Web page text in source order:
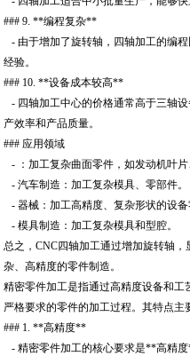
### 9. **编程复杂**
- 由于增加了旋转轴，四轴加工的编
经验。
### 10. **设备成本较高**
- 四轴加工中心的价格通常高于三轴
产效率和产品质量。
### 应用领域
- ：加工复杂曲面零件，如发动机叶片
- 汽车制造：加工复杂模具、零部件。
- 器械：加工高精度、复杂形状的设备
- 模具制造：加工复杂模具和型腔。
总之，CNC四轴加工通过增加旋转轴
杂、高精度的零件制造。
精密零件加工是指通过高精度设备和
严格要求的零件的加工过程。其特点主
### 1. **高精度**
- 精密零件加工的核心要求是**高精